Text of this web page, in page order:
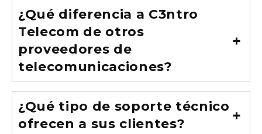
¿Qué diferencia a C3ntro
Telecom de otros
proveedores de
telecomunicaciones?
¿Qué tipo de soporte técnico
ofrecen a sus clientes?